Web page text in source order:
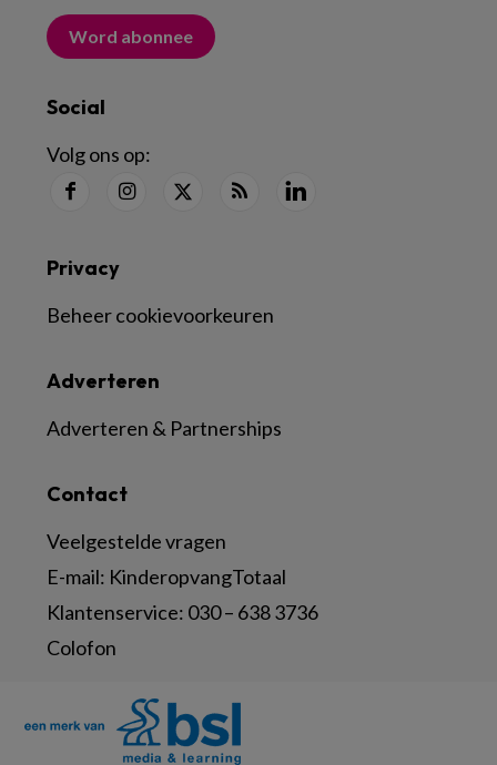
Word abonnee
Social
Volg ons op:
Contact
Veelgestelde vragen
E-mail: KinderopvangTotaal
Klantenservice: 030 – 638 3736
Colofon
Adverteren
Adverteren & Partnerships
Privacy
Beheer cookievoorkeuren